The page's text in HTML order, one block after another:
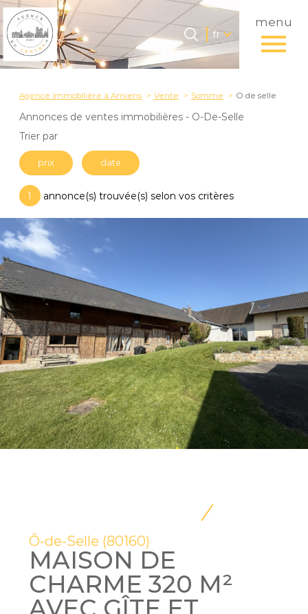
menu
Langue
fr
Accueil
Langue
fr
Agence immobilière à Amiens Vente Somme O de selle
Annonces de ventes immobilières - O-De-Selle
Trier par
prix date
1 annonce(s) trouvée(s) selon vos critères
Ô-de-Selle (80160)
MAISON DE
CHARME 320 M²